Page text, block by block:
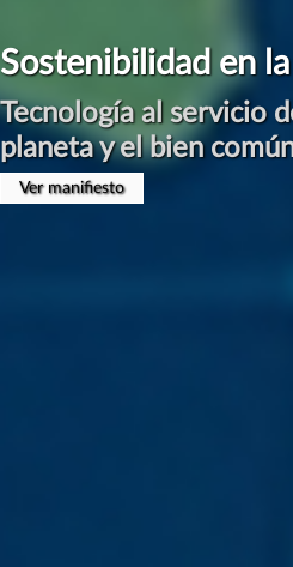
Sostenibilidad en
Tecnología al servicio
planeta y el bien
Ver manifiesto